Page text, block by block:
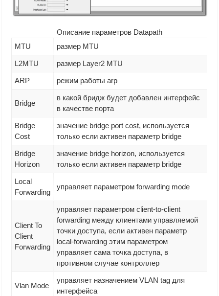
Описание параметров Datapath
MTU
размер MTU
L2MTU размер Layer2 MTU
ARP режим работы arp
Bridge
в какой бридж будет добавлен интерфейс
в качестве порта
Bridge
Cost
значение bridge port cost, используется
только если активен параметр bridge
Bridge
Horizon
значение bridge horizon, используется
только если активен параметр bridge
Local
Forwarding
управляет параметром forwarding mode
Client To
Client
Forwarding
управляет параметром client-to-client
forwarding между клиентами управляемой
точки доступа, если активен параметр
local-forwarding этим параметром
управляет сама точка доступа, в
противном случае контроллер
Vlan Mode
управляет назначением VLAN tag для
интерфейса